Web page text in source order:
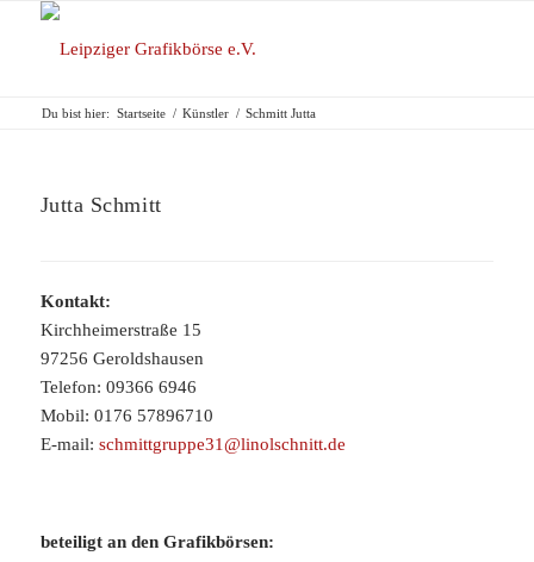
Du bist hier: Startseite / Künstler / Schmitt Jutta
Jutta Schmitt
Kontakt:
Kirchheimerstraße 15
97256 Geroldshausen
Telefon: 09366 6946
Mobil: 0176 57896710
E-mail: schmittgruppe31@linolschnitt.de
beteiligt an den Grafikbörsen: